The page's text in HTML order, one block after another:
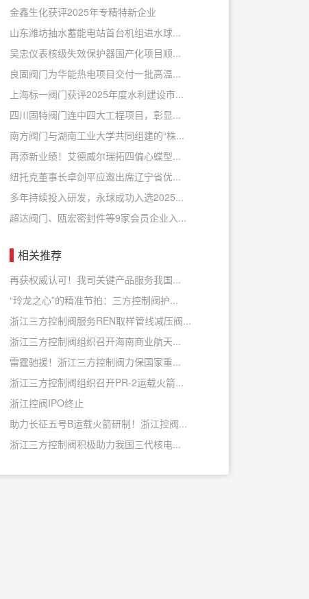
金鑫生化获评2025年专精特新企业
山东潍坊抽水蓄能电站首台机组进水球...
吴忠仪表核级失效保护器国产化项目顺...
良固阀门为华能热电项目交付一批高温...
上海标一阀门获评2025年度水利建设市...
四川固特阀门连中四大工程项目，彰显...
南方阀门与湖南工业大学共同组建的“株...
再添新业绩！艾德威尔瑞拓四偏心蝶型...
纽托克董事长卓剑平应邀出席辽宁省优...
多年持续投入研发，永球成功入选2025...
超达阀门、瓯宏密封件等9家会员企业入...
相关推荐
再获权威认可！我司关键产品服务我国...
“玲龙之心”的精准节拍：三方控制阀护...
浙江三方控制阀服务REN取样管线减压阀...
浙江三方控制阀组织召开海南商业航天...
雷霆驰援！浙江三方控制阀力保国家重...
浙江三方控制阀组织召开PR-2运载火箭...
浙江控阀IPO终止
助力长征五号B运载火箭研制！浙江控阀...
浙江三方控制阀积极助力我国三代核电...